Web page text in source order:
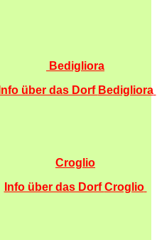
Bedigliora
Info über das Dorf Bedigliora
Croglio
Info über das DorfCroglio